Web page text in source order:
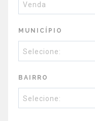
Venda
MUNICÍPIO
Selecione:
BAIRRO
Selecione: